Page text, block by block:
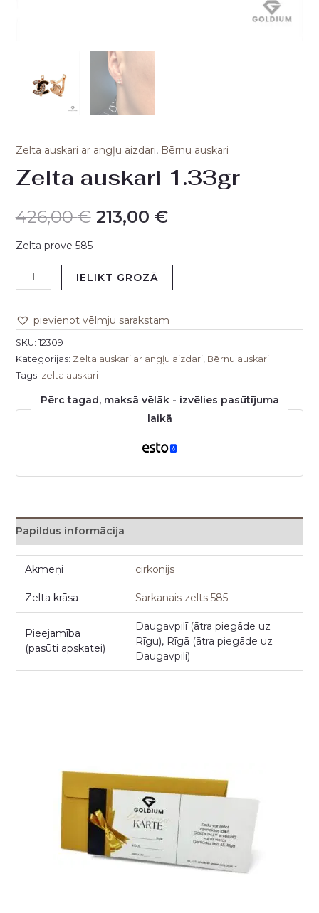
Zelta auskari ar angļu aizdari, Bērnu auskari
Zelta auskari 1.33gr
426,00€ 213,00 €
Zelta prove 585
IELIKT GROZĀ
pievienot vēlmju sarakstam
SKU: 12309
Kategorijas: Zelta auskari ar angļu aizdari, Bērnu auskari
Tags: zelta auskari
Pērc tagad, maksā vēlāk - izvēlies pasūtījuma
laikā
Papildus informācija
Akmeņi cirkonijs
Zelta krāsa Sarkanais zelts 585
Pieejamība
(pasūti apskatei)
Daugavpilī (ātra piegāde uz
Rīgu), Rīgā (ātra piegāde uz
Daugavpili)